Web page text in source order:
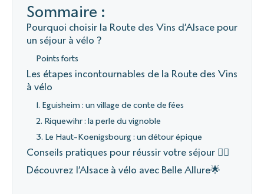
Sommaire :
Pourquoi choisir la Route des Vins d’Alsace pour
un séjour à vélo ?
Points forts
Les étapes incontournables de la Route des Vins
à vélo
1. Eguisheim : un village de conte de fées
2. Riquewihr : la perle du vignoble
3. Le Haut-Koenigsbourg : un détour épique
Conseils pratiques pour réussir votre séjour 🚴‍♀️
Découvrez l’Alsace à vélo avec Belle Allure🌟